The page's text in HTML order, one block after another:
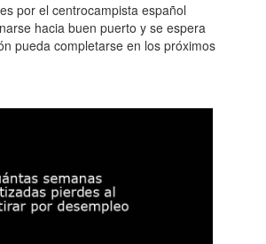
por el centrocampista español
hacia buen puerto y se espera
pueda completarse en los próximos